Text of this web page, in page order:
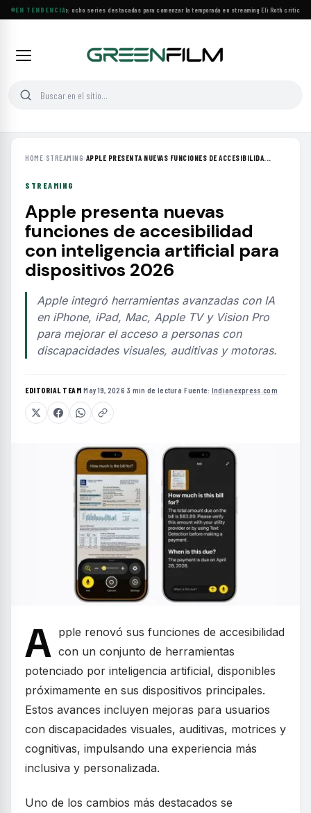
EN TENDENCIA
Estrenos de agosto: ocho series destacadas para comenzar la temporada en streaming·Eli Roth critica el
HOME› STREAMING›APPLE PRESENTA NUEVAS FUNCIONES DE ACCESIBILIDA...
STREAMING
Apple presenta nuevas
funciones de accesibilidad
con inteligencia artificial para
dispositivos 2026
Apple integró herramientas avanzadas con IA
en iPhone, iPad, Mac, Apple TV y Vision Pro
para mejorar el acceso a personas con
discapacidades visuales, auditivas y motoras.
EDITORIAL TEAM·May 19, 2026·3 min de lectura·Fuente: Indianexpress.com
A pple renovó sus funciones de accesibilidad
con un conjunto de herramientas
potenciado por inteligencia artificial, disponibles
próximamente en sus dispositivos principales.
Estos avances incluyen mejoras para usuarios
con discapacidades visuales, auditivas, motrices y
cognitivas, impulsando una experiencia más
inclusiva y personalizada.
Uno de los cambios más destacados se